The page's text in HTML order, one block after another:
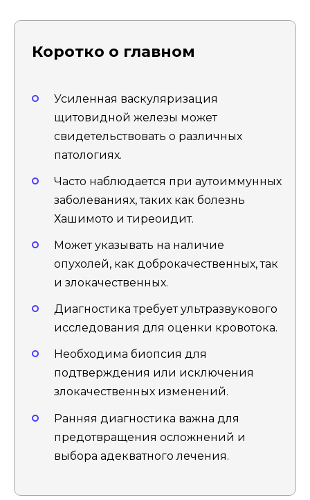
Коротко о главном
Усиленная васкуляризация
щитовидной железы может
свидетельствовать о различных
патологиях.
Часто наблюдается при аутоиммунных
заболеваниях, таких как болезнь
Хашимото и тиреоидит.
Может указывать на наличие
опухолей, как доброкачественных, так
и злокачественных.
Диагностика требует ультразвукового
исследования для оценки кровотока.
Необходима биопсия для
подтверждения или исключения
злокачественных изменений.
Ранняя диагностика важна для
предотвращения осложнений и
выбора адекватного лечения.